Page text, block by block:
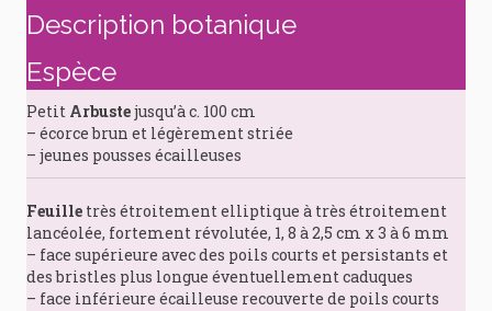
Description botanique
Espèce
Petit Arbustejusqu’à c. 100 cm
– écorce brun et légèrement striée
– jeunes pousses écailleuses
Feuille très étroitement elliptique à très étroitement
lancéolée, fortement révolutée, 1, 8 à 2,5 cm x 3 à 6 mm
– face supérieure avec des poils courts et persistants et
des bristles plus longue éventuellement caduques
– face inférieure écailleuse recouverte de poils courts